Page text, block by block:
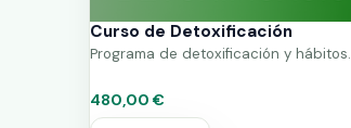
Curso de Detoxificación
Programa de detoxificación y hábitos.
480,00 €